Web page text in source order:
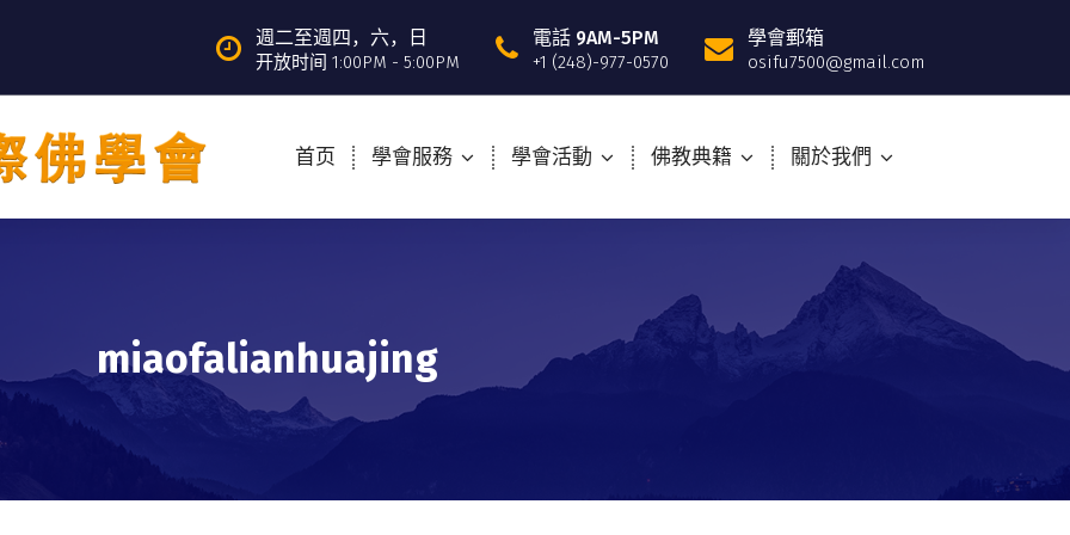
週二至週四，六，日
开放时间 1:00PM - 5:00PM
電話 9AM-5PM
+1 (248)-977-0570
學會郵箱
osifu7500@gmail.com
首页 學會服務 學會活動 佛教典籍 關於我們
miaofalianhuajing